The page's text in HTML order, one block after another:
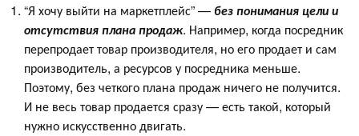
“Я хочу выйти на маркетплейс” — без понимания цели и
отсутствия плана продаж. Например, когда посредник
перепродает товар производителя, но его продает и сам
производитель, а ресурсов у посредника меньше.
Поэтому, без четкого плана продаж ничего не получится.
И не весь товар продается сразу — есть такой, который
нужно искусственно двигать.